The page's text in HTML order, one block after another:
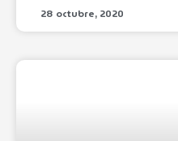
28 octubre, 2020